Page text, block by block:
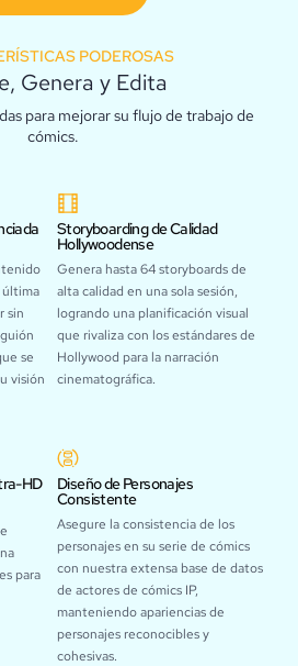
PODEROSAS
Genera y Edita
para mejorar su flujo de trabajo de
cómics.
última
sin
se
visión
Storyboarding de Calidad
Hollywoodense
Genera hasta 64 storyboards de
alta calidad en una sola sesión,
logrando una planificación visual
que rivaliza con los estándares de
Hollywood para la narración
cinematográfica.
HD
para
Diseño de Personajes
Consistente
Asegure la consistencia de los
personajes en su serie de cómics
con nuestra extensa base de datos
de actores de cómics IP,
manteniendo apariencias de
personajes reconocibles y
cohesivas.